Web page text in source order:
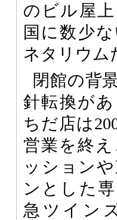
のビル屋
国に数少
ネタリウム
閉館の背
針転換が
ちだ店は
営業を終
ッション
ンとした
急ツイン